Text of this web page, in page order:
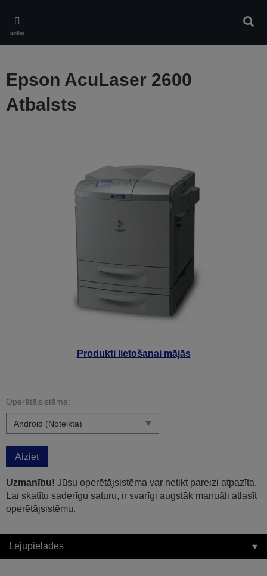
main
content
Izvēlne
Produkti lietošanai mājās
Epson AcuLaser 2600
Atbalsts
Operētājsistēma:
Aiziet
Uzmanību! Jūsu operētājsistēma var netikt pareizi atpazīta.
Lai skatītu saderīgu saturu, ir svarīgi augstāk manuāli atlasīt
operētājsistēmu.
Lejupielādes